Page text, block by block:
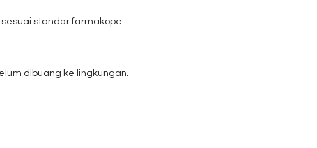
sesuai standar farmakope.
dibuang ke lingkungan.